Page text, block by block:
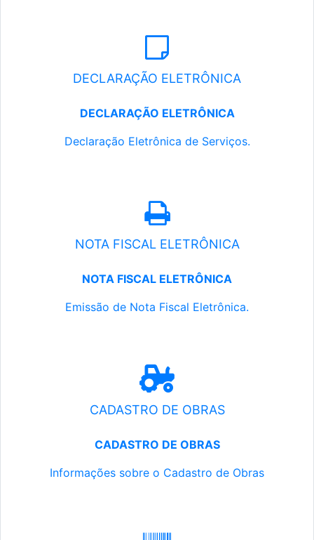
DECLARAÇÃO ELETRÔNICA
DECLARAÇÃO ELETRÔNICA
Declaração Eletrônica de Serviços.
NOTA FISCAL ELETRÔNICA
NOTA FISCAL ELETRÔNICA
Emissão de Nota Fiscal Eletrônica.
CADASTRO DE OBRAS
CADASTRO DE OBRAS
Informações sobre o Cadastro de Obras